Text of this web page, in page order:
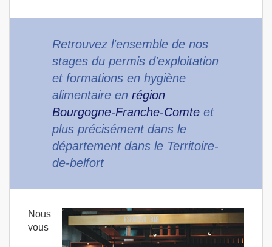
Retrouvez l'ensemble de nos
stages du permis d'exploitation
et formations en hygiène
alimentaire en région
Bourgogne-Franche-Comte et
plus précisément dans le
département dans le Territoire-
de-belfort
Nous
vous